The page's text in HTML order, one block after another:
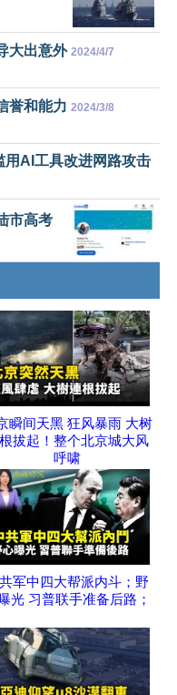
大出意外 2024/4/7
誉和能力 2024/3/8
用AI工具改进网路攻击
市高考
瞬间天黑 狂风暴雨 大树
拔起！整个北京城大风
呼啸
军中四大帮派内斗；野
光 习普联手准备后路；